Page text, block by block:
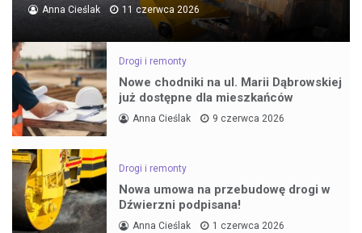
Anna Cieślak 11 czerwca 2026
Drogi i remonty
Nowe chodniki na ul. Marii Dąbrowskiej
już dostępne dla mieszkańców
Anna Cieślak 9 czerwca 2026
Drogi i remonty
Nowa umowa na przebudowę drogi w
Dźwierzni podpisana!
Anna Cieślak 1 czerwca 2026